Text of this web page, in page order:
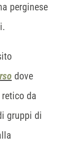
perginese
dove
da
gruppi di